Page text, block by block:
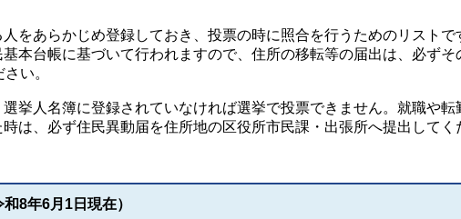
をあらかじめ登録しておき、投票の時に照合を行うためのリストで
本台帳に基づいて行われますので、住所の移転等の届出は、必ずそ
い。
選挙人名簿に登録されていなければ選挙で投票できません。就職や転
は、必ず住民異動届を住所地の区役所市民課・出張所へ提出してく
8年6月1日現在）